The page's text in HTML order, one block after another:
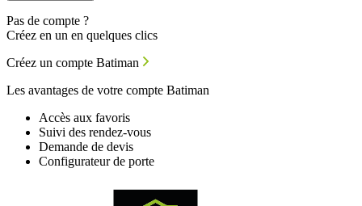
Pas de compte ?
Créez en un en quelques clics
Créez un compte Batiman
Les avantages de votre compte Batiman
Accès aux favoris
Suivi des rendez-vous
Demande de devis
Configurateur de porte